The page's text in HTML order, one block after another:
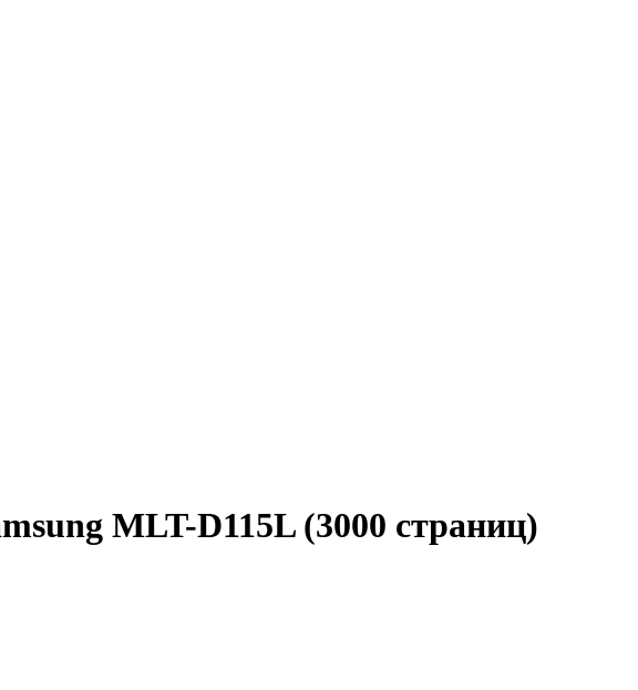
MLT-D115L (3000 страниц)